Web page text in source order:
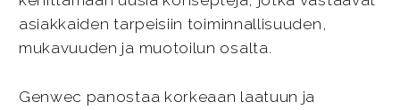
asiakkaiden tarpeisiin toiminnallisuuden,
mukavuuden ja muotoilun osalta.
Genwec panostaa korkeaan laatuun ja